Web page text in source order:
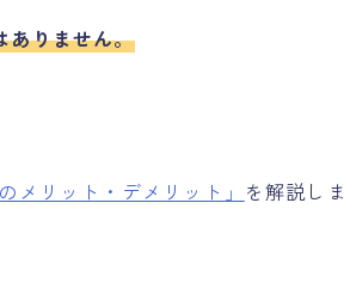
ありません。
メリット・デメリット」 を解説しま